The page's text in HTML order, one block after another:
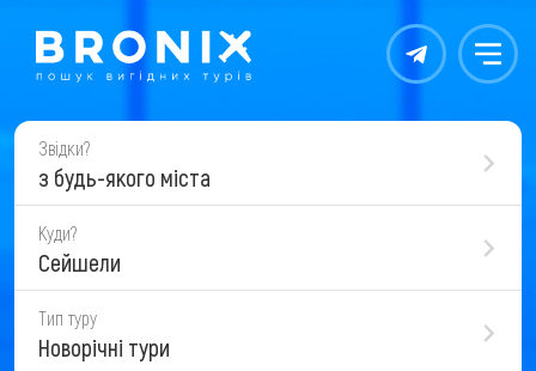
Контакты Меню
Звідки?
з будь-якого міста
Куди?
Сейшели
Тип туру
Новорічні тури